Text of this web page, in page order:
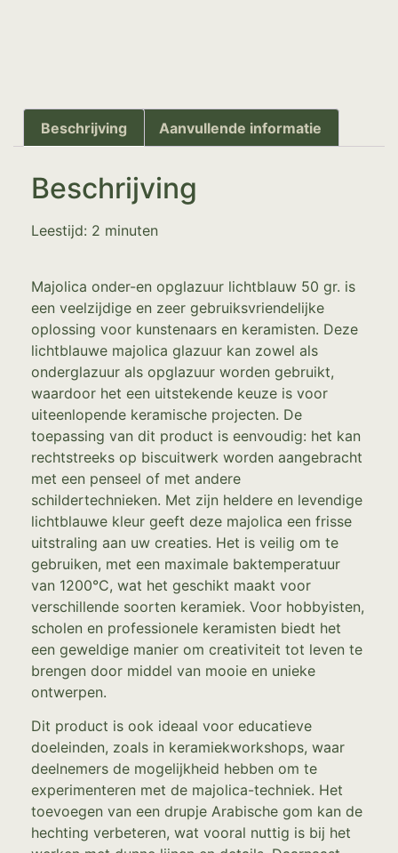
Beschrijving Aanvullende informatie
Beschrijving
Leestijd: 2 minuten
Majolica onder-en opglazuur lichtblauw 50 gr. is
een veelzijdige en zeer gebruiksvriendelijke
oplossing voor kunstenaars en keramisten. Deze
lichtblauwe majolica glazuur kan zowel als
onderglazuur als opglazuur worden gebruikt,
waardoor het een uitstekende keuze is voor
uiteenlopende keramische projecten. De
toepassing van dit product is eenvoudig: het kan
rechtstreeks op biscuitwerk worden aangebracht
met een penseel of met andere
schildertechnieken. Met zijn heldere en levendige
lichtblauwe kleur geeft deze majolica een frisse
uitstraling aan uw creaties. Het is veilig om te
gebruiken, met een maximale baktemperatuur
van 1200°C, wat het geschikt maakt voor
verschillende soorten keramiek. Voor hobbyisten,
scholen en professionele keramisten biedt het
een geweldige manier om creativiteit tot leven te
brengen door middel van mooie en unieke
ontwerpen.
Dit product is ook ideaal voor educatieve
doeleinden, zoals in keramiekworkshops, waar
deelnemers de mogelijkheid hebben om te
experimenteren met de majolica-techniek. Het
toevoegen van een drupje Arabische gom kan de
hechting verbeteren, wat vooral nuttig is bij het